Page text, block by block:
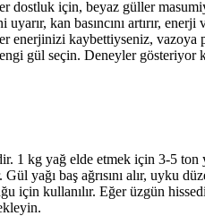
dostluk için, beyaz güller
kan basıncını artırır,
enerjinizi kaybettiyseniz, vazoya
gül seçin. Deneyler
1 kg yağ elde etmek için 3-5
yağı baş ağrısını alır, uyku
için kullanılır. Eğer üzgün